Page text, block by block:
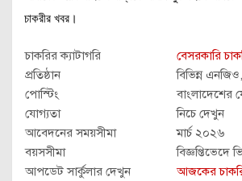
চাকরীর খবর।
চাকরির ক্যাটাগরি
বেসরকারি
প্রতিষ্ঠান
বিভিন্ন
পোস্টিং
বাংলাদেশের
যোগ্যতা
নিচে দেখুন
আবেদনের সময়সীমা
মার্চ ২০২৬
বয়সসীমা
বিজ্ঞপ্তিভেদে
আপডেট সার্কুলার দেখুন
আজকের